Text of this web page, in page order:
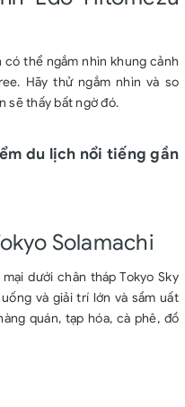
có thể ngắm nhìn khung cảnh
Hãy thử ngắm nhìn và so
sẽ thấy bất ngờ đó.
du lịch nổi tiếng gần
Solamachi
dưới chân tháp Tokyo Sky
và giải trí lớn và sầm uất
quán, tạp hóa, cà phê, đồ